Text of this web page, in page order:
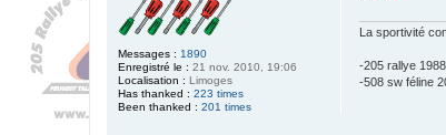
Messages : 1890
Enregistré le : 21 nov. 2010, 19:06
Localisation : Limoges
Has thanked : 223 times
Been thanked : 201 times
La sportivité
-205 rallye 1988
-508 sw féline